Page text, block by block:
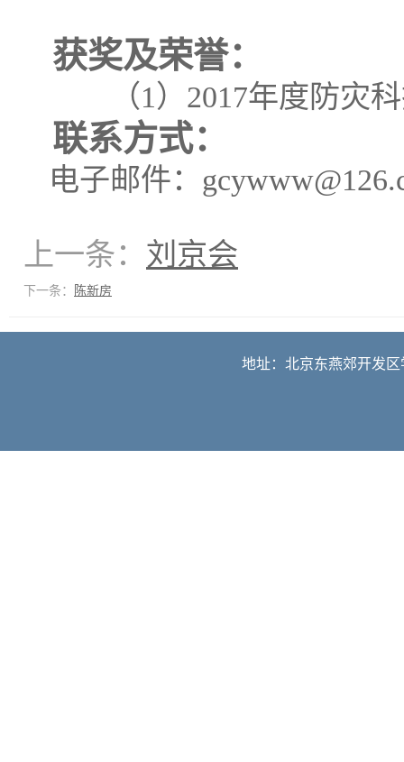
获奖及荣誉：
（1 ） 2017年度防灾
联系方式：
电子邮件：
上一条： 刘京会
下一条： 陈新房
地址：北京东燕郊开发